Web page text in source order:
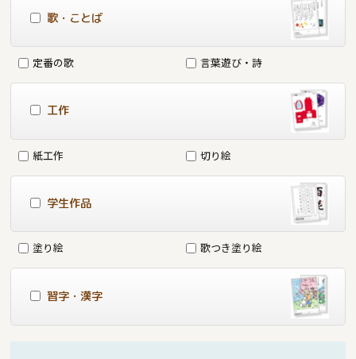
歌・ことば
定番の歌 言葉遊び・詩
工作
紙工作 切り絵
学生作品
塗り絵 歌つき塗り絵
習字・漢字